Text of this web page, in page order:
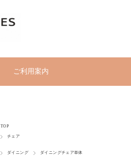
ご利用案内
TOP
チェア
ダイニング ダイニングチェア単体